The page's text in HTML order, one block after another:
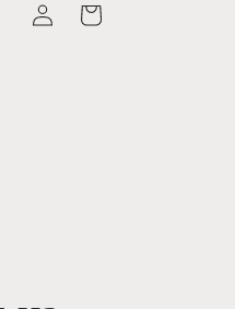
in
Cart